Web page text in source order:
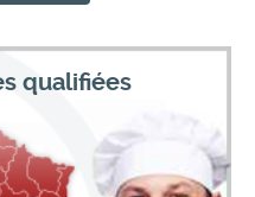
qualifiées